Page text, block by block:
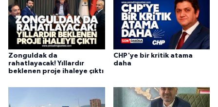
Zonguldak da
rahatlayacak! Yıllardır
beklenen proje ihaleye çıktı
CHP'ye bir kritik atama
daha